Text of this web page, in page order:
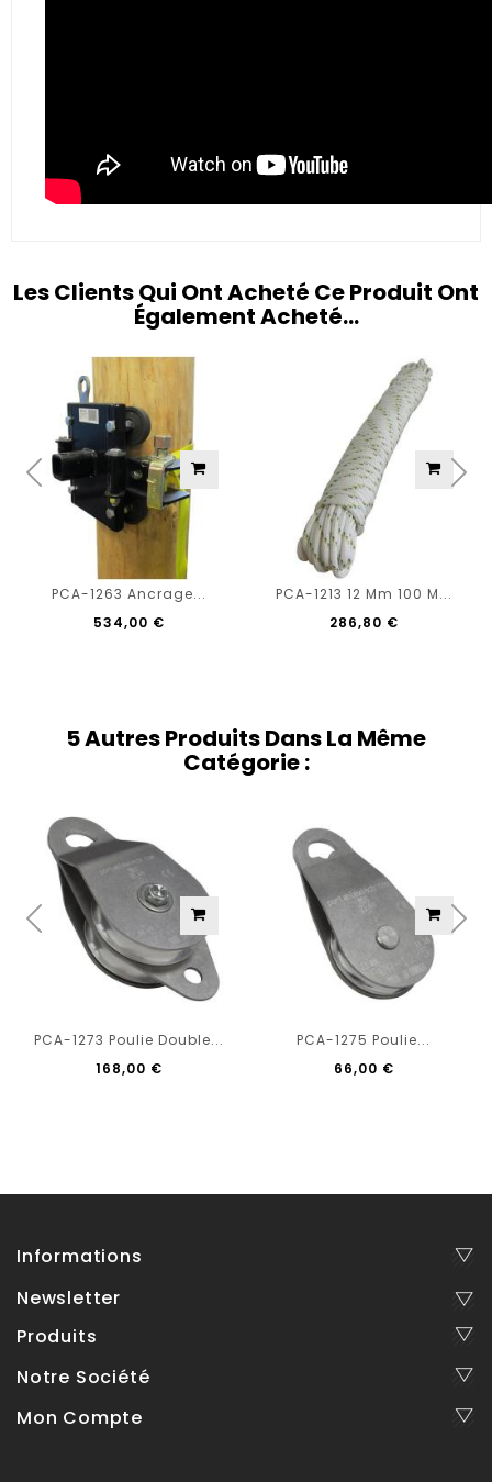
Les Clients Qui Ont Acheté Ce Produit Ont
Également Acheté...
PCA-1263 Ancrage...
534,00 €
PCA-1213 12 Mm 100 M...
286,80 €
5 Autres Produits Dans La Même
Catégorie :
PCA-1273 Poulie Double...
168,00 €
PCA-1275 Poulie...
66,00 €
Informations
Newsletter
Produits
Notre Société
Mon Compte